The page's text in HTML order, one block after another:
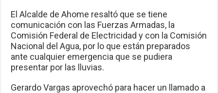
El Alcalde de Ahome resaltó que se tiene
comunicación con las Fuerzas Armadas, la
Comisión Federal de Electricidad y con la Comisión
Nacional del Agua, por lo que están preparados
ante cualquier emergencia que se pudiera
presentar por las lluvias.
Gerardo Vargas aprovechó para hacer un llamado a